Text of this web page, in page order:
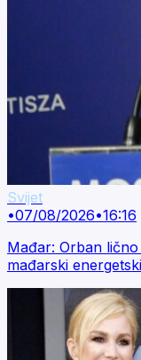
Svijet
•07/08/2026•16:16
Mađar: Orban
mađarski